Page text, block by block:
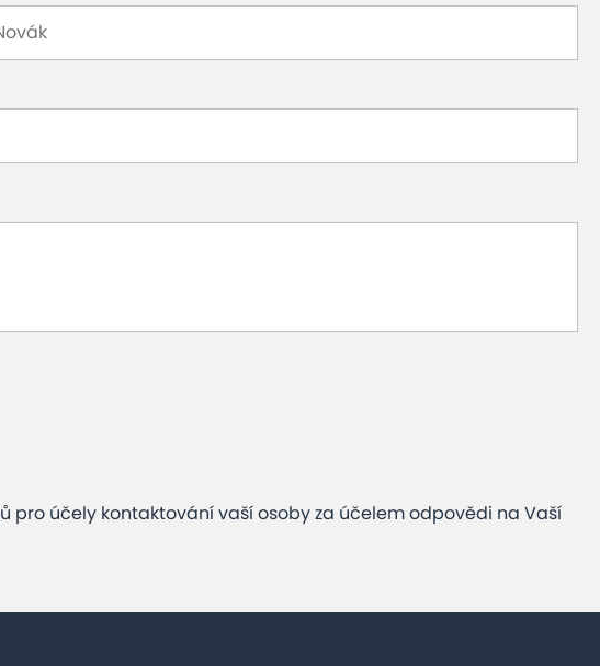
účely kontaktování vaší osoby za účelem odpovědi na Vaší